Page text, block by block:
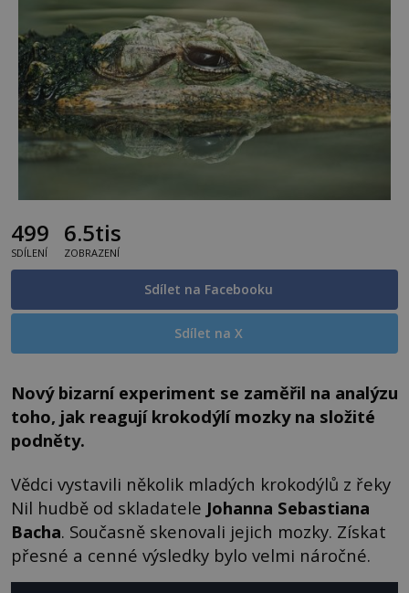
499
SDÍLENÍ
6.5tis
ZOBRAZENÍ
Sdílet na Facebooku
Sdílet na X
Nový bizarní experiment se zaměřil na analýzu
toho, jak reagují krokodýlí mozky na složité
podněty.
Vědci vystavili několik mladých krokodýlů z řeky
Nil hudbě od skladatele Johanna Sebastiana
Bacha. Současně skenovali jejich mozky. Získat
přesné a cenné výsledky bylo velmi náročné.